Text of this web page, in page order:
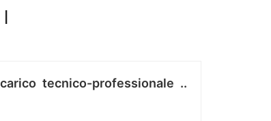
tecnico-professionale ..